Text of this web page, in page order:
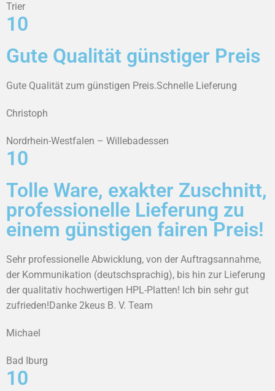
Trier
10
Gute Qualität günstiger Preis
Gute Qualität zum günstigen Preis.Schnelle Lieferung
Christoph
Nordrhein-Westfalen – Willebadessen
10
Tolle Ware, exakter Zuschnitt,
professionelle Lieferung zu
einem günstigen fairen Preis!
Sehr professionelle Abwicklung, von der Auftragsannahme,
der Kommunikation (deutschsprachig), bis hin zur Lieferung
der qualitativ hochwertigen HPL-Platten! Ich bin sehr gut
zufrieden!Danke 2keus B. V. Team
Michael
Bad Iburg
10